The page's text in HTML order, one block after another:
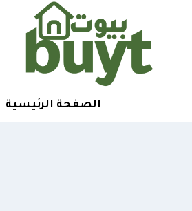
الصفحة الرئيسية